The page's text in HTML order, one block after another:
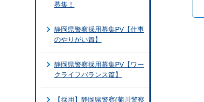
募集！
静岡県警察採用募集PV【仕事
のやりがい篇】
静岡県警察採用募集PV【ワー
クライフバランス篇】
【採用】静岡県警察(菊川警察